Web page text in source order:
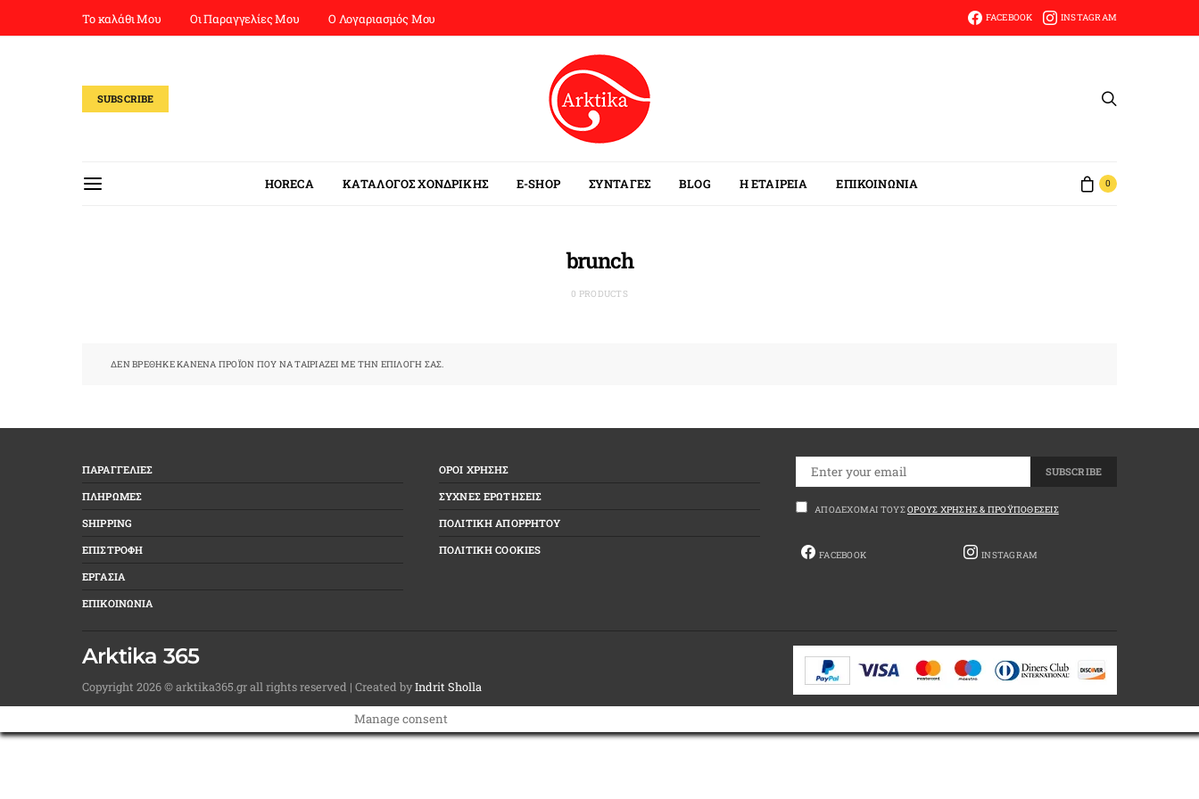
Το καλάθι Μου Οι Παραγγελίες Μου Ο Λογαριασμός Μου FACEBOOK INSTAGRAM
SUBSCRIBE
HORECA ΚΑΤΑΛΟΓΟΣ ΧΟΝΔΡΙΚΗΣ E-SHOP ΣΥΝΤΑΓΕΣ BLOG Η ΕΤΑΙΡΕΙΑ ΕΠΙΚΟΙΝΩΝΙΑ 0
brunch
0 PRODUCTS
ΔΕΝ ΒΡΈΘΗΚΕ ΚΑΝΈΝΑ ΠΡΟΪΌΝ ΠΟΥ ΝΑ ΤΑΙΡΙΆΖΕΙ ΜΕ ΤΗΝ ΕΠΙΛΟΓΉ ΣΑΣ.
ΠΑΡΑΓΓΕΛΙΕΣ
ΠΛΗΡΩΜΕΣ
SHIPPING
ΕΠΙΣΤΡΟΦΗ
ΕΡΓΑΣΙΑ
ΕΠΙΚΟΙΝΩΝΙΑ
ΟΡΟΙ ΧΡΗΣΗΣ
ΣΥΧΝΕΣ ΕΡΩΤΗΣΕΙΣ
ΠΟΛΙΤΙΚΗ ΑΠΟΡΡΗΤΟΥ
ΠΟΛΙΤΙΚΗ COOKIES
SUBSCRIBE
ΑΠΟΔΈΧΟΜΑΙ ΤΟΥΣΌΡΟΥΣ ΧΡΉΣΗΣ & ΠΡΟΫΠΟΘΈΣΕΙΣ
FACEBOOK INSTAGRAM
Arktika 365
Copyright 2026 © arktika365.gr all rights reserved | Created byIndrit Sholla
Manage consent